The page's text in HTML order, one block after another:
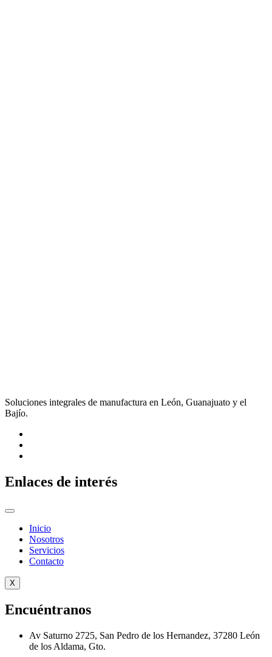
Soluciones integrales de manufactura en León, Guanajuato y el
Bajío.
Enlaces de interés
Inicio
Nosotros
Servicios
Contacto
X
Encuéntranos
Av Saturno 2725, San Pedro de los Hernandez, 37280 León
de los Aldama, Gto.